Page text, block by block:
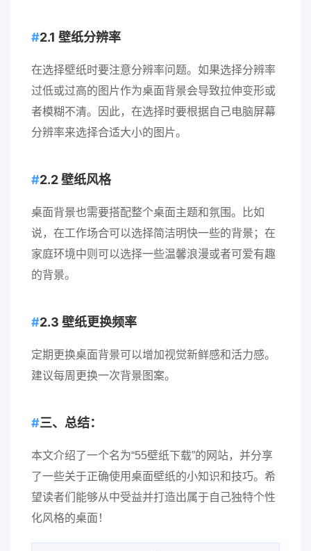
2.1 壁纸分辨率
在选择壁纸时要注意分辨率问题。如果选择分辨率
过低或过高的图片作为桌面背景会导致拉伸变形或
者模糊不清。因此，在选择时要根据自己电脑屏幕
分辨率来选择合适大小的图片。
2.2 壁纸风格
桌面背景也需要搭配整个桌面主题和氛围。比如
说，在工作场合可以选择简洁明快一些的背景；在
家庭环境中则可以选择一些温馨浪漫或者可爱有趣
的背景。
2.3 壁纸更换频率
定期更换桌面背景可以增加视觉新鲜感和活力感。
建议每周更换一次背景图案。
三、总结：
本文介绍了一个名为“55壁纸下载”的网站，并分享
了一些关于正确使用桌面壁纸的小知识和技巧。希
望读者们能够从中受益并打造出属于自己独特个性
化风格的桌面！